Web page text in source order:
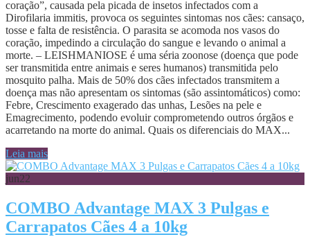
coração”, causada pela picada de insetos infectados com a
Dirofilaria immitis, provoca os seguintes sintomas nos cães: cansaço,
tosse e falta de resistência. O parasita se acomoda nos vasos do
coração, impedindo a circulação do sangue e levando o animal a
morte. – LEISHMANIOSE é uma séria zoonose (doença que pode
ser transmitida entre animais e seres humanos) transmitida pelo
mosquito palha. Mais de 50% dos cães infectados transmitem a
doença mas não apresentam os sintomas (são assintomáticos) como:
Febre, Crescimento exagerado das unhas, Lesões na pele e
Emagrecimento, podendo evoluir comprometendo outros órgãos e
acarretando na morte do animal. Quais os diferenciais do MAX...
Leia mais
jun22
COMBO Advantage MAX 3 Pulgas e
Carrapatos Cães 4 a 10kg